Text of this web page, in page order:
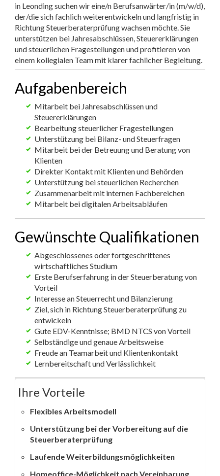
in Leonding suchen wir eine/n Berufsanwärter/in (m/w/d),
der/die sich fachlich weiterentwickeln und langfristig in
Richtung Steuerberaterprüfung wachsen möchte. Sie
unterstützen bei Jahresabschlüssen, Steuererklärungen
und steuerlichen Fragestellungen und profitieren von
einem kollegialen Team mit klarer fachlicher Begleitung.
Aufgabenbereich
Mitarbeit bei Jahresabschlüssen und
Steuererklärungen
Bearbeitung steuerlicher Fragestellungen
Unterstützung bei Bilanz- und Steuerfragen
Mitarbeit bei der Betreuung und Beratung von
Klienten
Direkter Kontakt mit Klienten und Behörden
Unterstützung bei steuerlichen Recherchen
Zusammenarbeit mit internen Fachbereichen
Mitarbeit bei digitalen Arbeitsabläufen
Gewünschte Qualifikationen
Abgeschlossenes oder fortgeschrittenes
wirtschaftliches Studium
Erste Berufserfahrung in der Steuerberatung von
Vorteil
Interesse an Steuerrecht und Bilanzierung
Ziel, sich in Richtung Steuerberaterprüfung zu
entwickeln
Gute EDV-Kenntnisse; BMD NTCS von Vorteil
Selbständige und genaue Arbeitsweise
Freude an Teamarbeit und Klientenkontakt
Lernbereitschaft und Verlässlichkeit
Ihre Vorteile
Flexibles Arbeitsmodell
Unterstützung bei der Vorbereitung auf die
Steuerberaterprüfung
Laufende Weiterbildungsmöglichkeiten
Homeoffice-Möglichkeit nach Vereinbarung